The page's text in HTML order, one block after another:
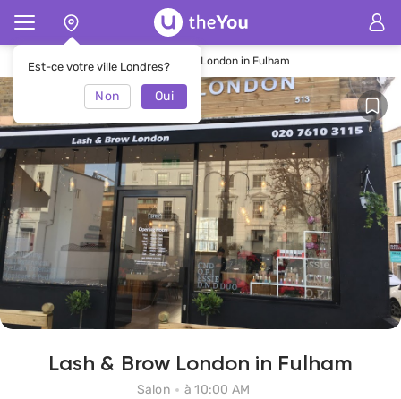
Est-ce votre ville Londres?
Non Oui
Page d'accueil Salon Lash & Brow London in Fulham
Lash & Brow London in Fulham
Salon à 10:00 AM